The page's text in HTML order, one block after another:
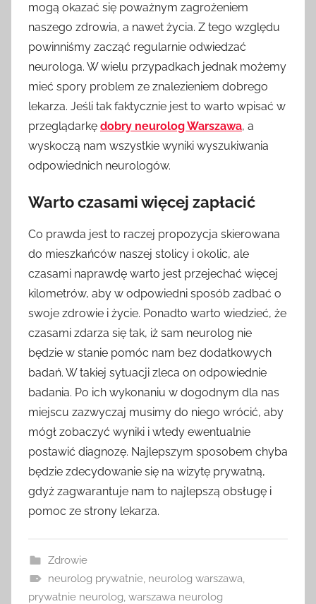
mogą okazać się poważnym zagrożeniem
naszego zdrowia, a nawet życia. Z tego względu
powinniśmy zacząć regularnie odwiedzać
neurologa. W wielu przypadkach jednak możemy
mieć spory problem ze znalezieniem dobrego
lekarza. Jeśli tak faktycznie jest to warto wpisać w
przeglądarkę dobry neurolog Warszawa, a
wyskoczą nam wszystkie wyniki wyszukiwania
odpowiednich neurologów.
Warto czasami więcej zapłacić
Co prawda jest to raczej propozycja skierowana
do mieszkańców naszej stolicy i okolic, ale
czasami naprawdę warto jest przejechać więcej
kilometrów, aby w odpowiedni sposób zadbać o
swoje zdrowie i życie. Ponadto warto wiedzieć, że
czasami zdarza się tak, iż sam neurolog nie
będzie w stanie pomóc nam bez dodatkowych
badań. W takiej sytuacji zleca on odpowiednie
badania. Po ich wykonaniu w dogodnym dla nas
miejscu zazwyczaj musimy do niego wrócić, aby
mógł zobaczyć wyniki i wtedy ewentualnie
postawić diagnozę. Najlepszym sposobem chyba
będzie zdecydowanie się na wizytę prywatną,
gdyż zagwarantuje nam to najlepszą obsługę i
pomoc ze strony lekarza.
Zdrowie
neurolog prywatnie, neurolog warszawa
prywatnie neurolog warszawa neurolog